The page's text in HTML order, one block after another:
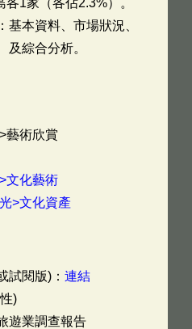
1家（各佔2.3%）。
基本資料、市場狀況、
及綜合分析。
藝術欣賞
文化藝術
>文化資產
試閱版)： 連結
)
遊業調查報告